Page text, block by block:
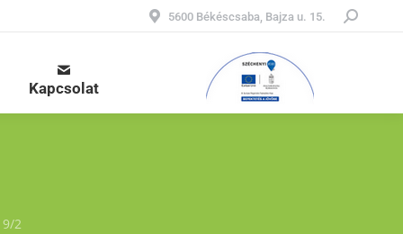
5600 Békéscsaba, Bajza u. 15. Keresés:
Kapcsolat
9/2